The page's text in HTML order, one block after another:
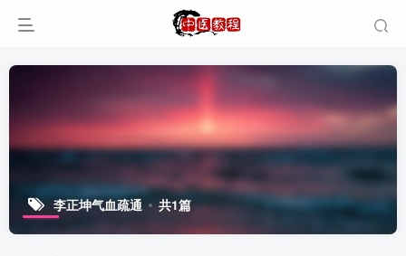
李正坤气血疏通 共1篇